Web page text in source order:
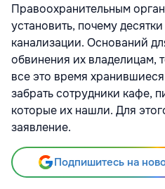
Правоохранительным
установить, почему
канализации. Оснований
обвинения их владелицам,
все это время
забрать сотрудники кафе,
которые их нашли. Для
заявление.
Подпишитесь на